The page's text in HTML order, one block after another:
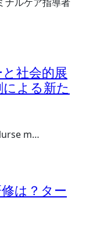
社会的展
よる新た
m…
は？ター